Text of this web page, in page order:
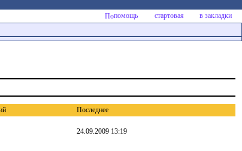
помощь стартовая
в закладки
Последнее
24.09.2009 13:19